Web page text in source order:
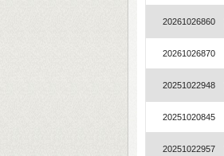
20261026860
20261026870
20251022948
20251020845
20251022957